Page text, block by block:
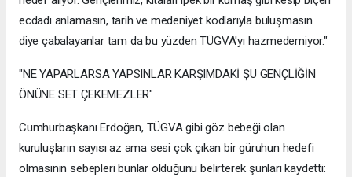
ecdadı anlamasın, tarih ve medeniyet kodlarıyla buluşmasın
diye çabalayanlar tam da bu yüzden TÜGVA'yı hazmedemiyor."
"NE YAPARLARSA YAPSINLAR KARŞIMDAKİ ŞU GENÇLİĞİN
ÖNÜNE SET ÇEKEMEZLER"
Cumhurbaşkanı Erdoğan, TÜGVA gibi göz bebeği olan
kuruluşların sayısı az ama sesi çok çıkan bir güruhun hedefi
olmasının sebepleri bunlar olduğunu belirterek şunları kaydetti: